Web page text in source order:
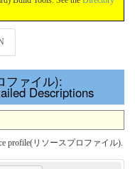
ファイル):
Descriptions
profile(リソースプロファイル).